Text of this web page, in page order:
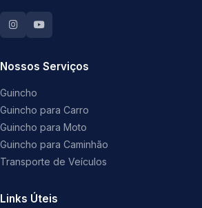
Nossos Serviços
Guincho
Guincho para Carro
Guincho para Moto
Guincho para Caminhão
Transporte de Veículos
Links Úteis